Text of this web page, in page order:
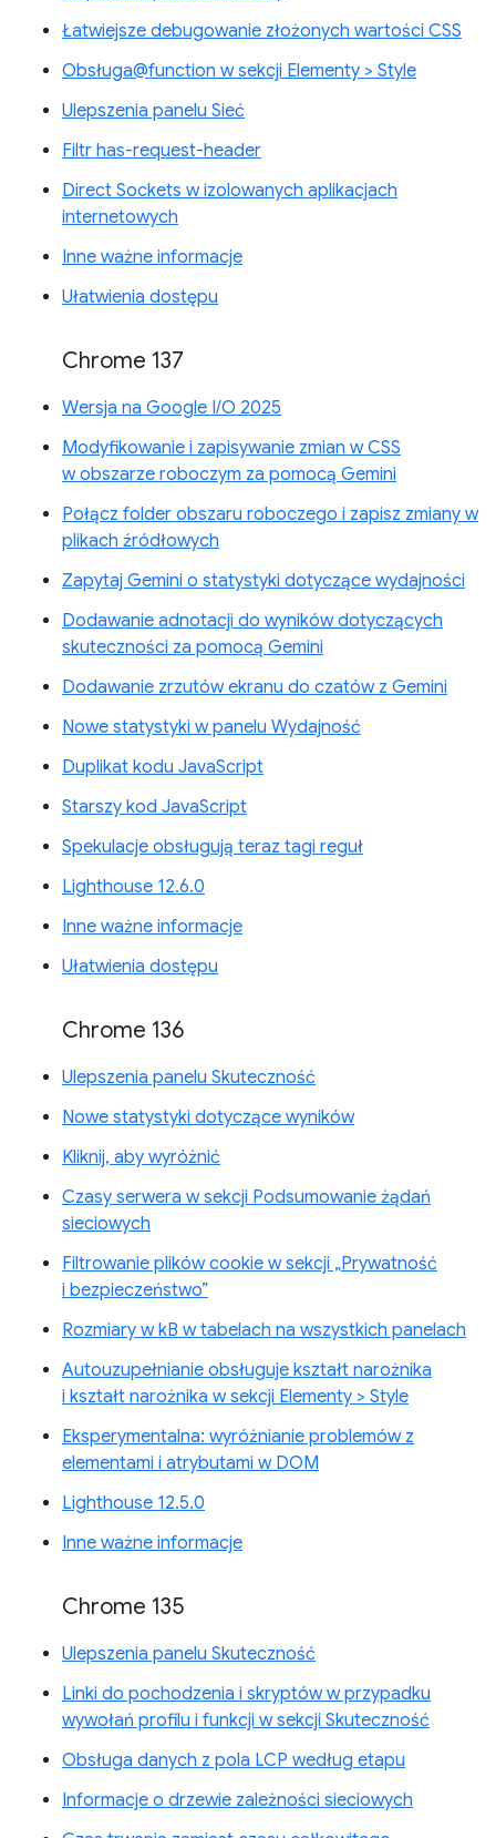
Łatwiejsze debugowanie złożonych wartości CSS
Obsługa@function w sekcji Elementy > Style
Ulepszenia panelu Sieć
Filtr has-request-header
Direct Sockets w izolowanych aplikacjach
internetowych
Inne ważne informacje
Ułatwienia dostępu
Chrome 137
Wersja na Google I/O 2025
Modyfikowanie i zapisywanie zmian w CSS
w obszarze roboczym za pomocą Gemini
Połącz folder obszaru roboczego i zapisz zmiany w
plikach źródłowych
Zapytaj Gemini o statystyki dotyczące wydajności
Dodawanie adnotacji do wyników dotyczących
skuteczności za pomocą Gemini
Dodawanie zrzutów ekranu do czatów z Gemini
Nowe statystyki w panelu Wydajność
Duplikat kodu JavaScript
Starszy kod JavaScript
Spekulacje obsługują teraz tagi reguł
Lighthouse 12.6.0
Inne ważne informacje
Ułatwienia dostępu
Chrome 136
Ulepszenia panelu Skuteczność
Nowe statystyki dotyczące wyników
Kliknij, aby wyróżnić
Czasy serwera w sekcji Podsumowanie żądań
sieciowych
Filtrowanie plików cookie w sekcji „Prywatność
i bezpieczeństwo”
Rozmiary w kB w tabelach na wszystkich panelach
Autouzupełnianie obsługuje kształt narożnika
i kształt narożnika w sekcji Elementy > Style
Eksperymentalna: wyróżnianie problemów z
elementami i atrybutami w DOM
Lighthouse 12.5.0
Inne ważne informacje
Chrome 135
Ulepszenia panelu Skuteczność
Linki do pochodzenia i skryptów w przypadku
wywołań profilu i funkcji w sekcji Skuteczność
Obsługa danych z pola LCP według etapu
Informacje o drzewie zależności sieciowych